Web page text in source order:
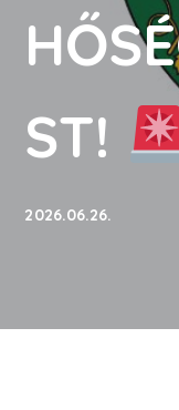
ST!
2026.06.26.